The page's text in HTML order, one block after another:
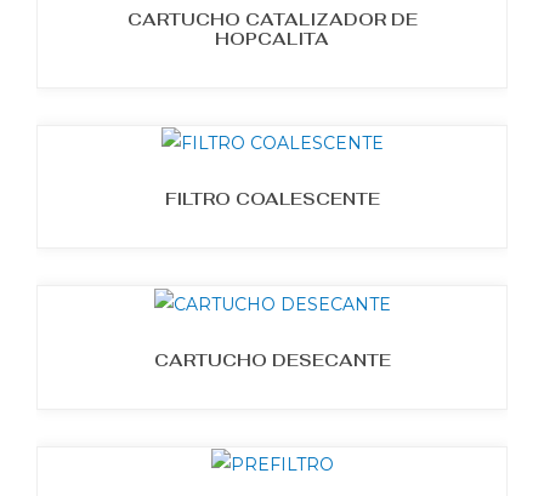
CARTUCHO CATALIZADOR DE
HOPCALITA
FILTRO COALESCENTE
CARTUCHO DESECANTE